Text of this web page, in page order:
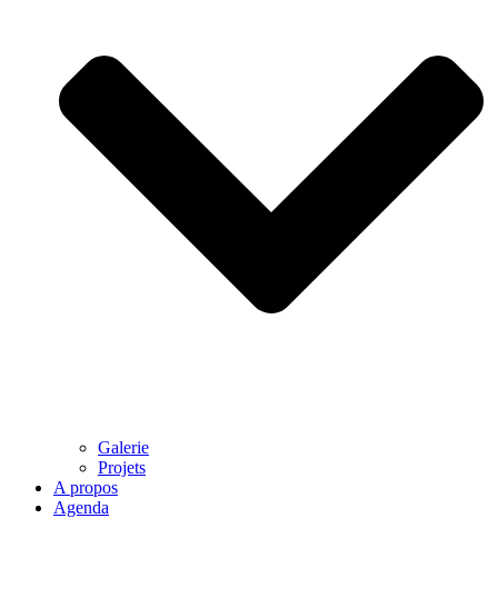
Galerie
Projets
A propos
Agenda